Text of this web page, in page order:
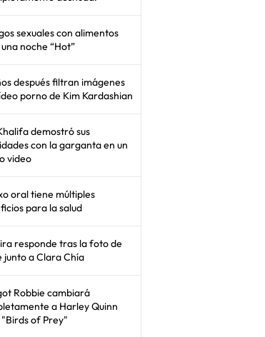
sexuales con alimentos
noche “Hot”
después filtran imágenes
porno de Kim Kardashian
demostró sus
con la garganta en un
video
oral tiene múltiples
para la salud
responde tras la foto de
junto a Clara Chía
Robbie cambiará
a Harley Quinn
of Prey"